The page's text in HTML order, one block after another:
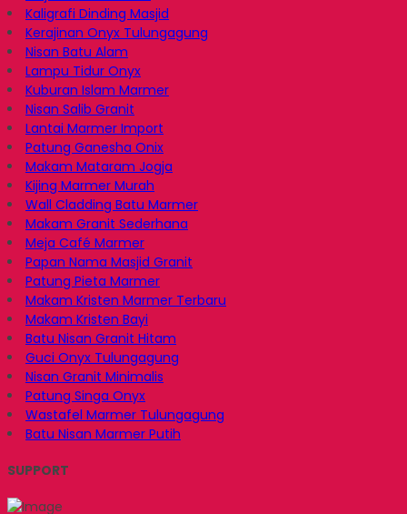
Kaligrafi Dinding Masjid
Kerajinan Onyx Tulungagung
Nisan Batu Alam
Lampu Tidur Onyx
Kuburan Islam Marmer
Nisan Salib Granit
Lantai Marmer Import
Patung Ganesha Onix
Makam Mataram Jogja
Kijing Marmer Murah
Wall Cladding Batu Marmer
Makam Granit Sederhana
Meja Café Marmer
Papan Nama Masjid Granit
Patung Pieta Marmer
Makam Kristen Marmer Terbaru
Makam Kristen Bayi
Batu Nisan Granit Hitam
Guci Onyx Tulungagung
Nisan Granit Minimalis
Patung Singa Onyx
Wastafel Marmer Tulungagung
Batu Nisan Marmer Putih
SUPPORT